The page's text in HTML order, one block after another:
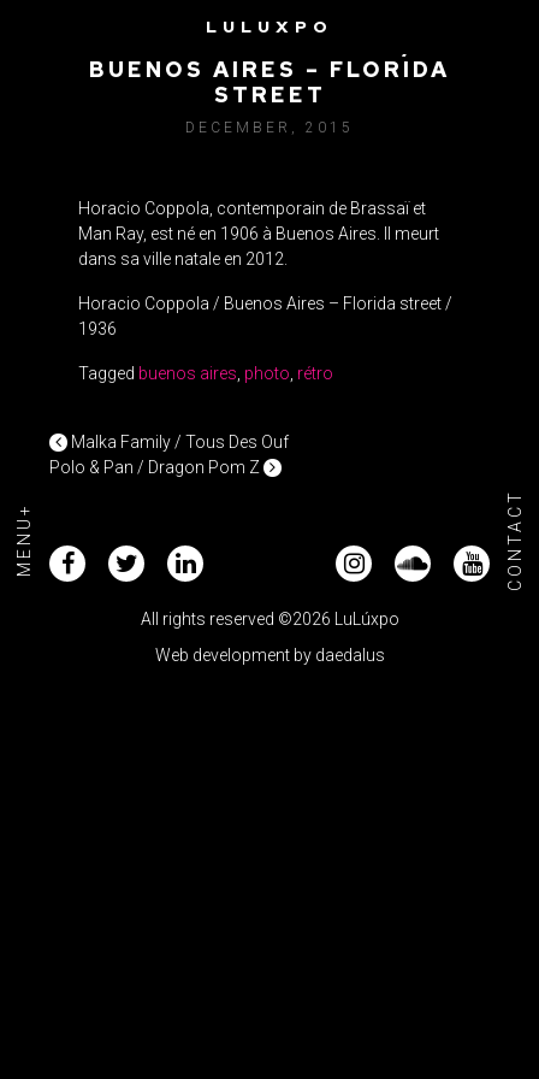
LULUXPO
MENU+ CONTACT
BUENOS AIRES – FLORIDA
STREET
DECEMBER, 2015
Horacio Coppola, contemporain de Brassaï et
Man Ray, est né en 1906 à Buenos Aires. Il meurt
dans sa ville natale en 2012.
Horacio Coppola / Buenos Aires – Florida street /
1936
Tagged buenos aires photo rétro
POST NAVIGATION
Malka Family / Tous Des Ouf
Polo & Pan / Dragon Pom Z
All rights reserved ©2026 LuLúxpo
Web development by daedalus